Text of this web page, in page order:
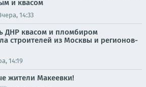
и квасом
14:33
ДНР квасом и пломбиром
строителей из Москвы и регионов-
14:19
жители Макеевки!